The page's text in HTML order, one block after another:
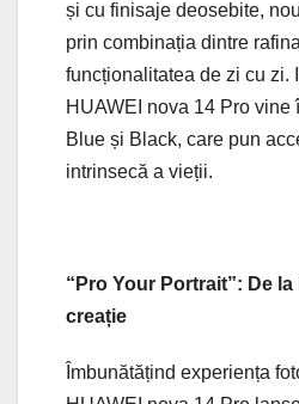
și cu finisaje deosebite,
prin combinația dintre
funcționalitatea de zi cu zi.
HUAWEI nova 14 Pro vine
Blue și Black, care pun
intrinsecă a vieții.
“Pro Your Portrait”: De
creație
Îmbunătățind experiența